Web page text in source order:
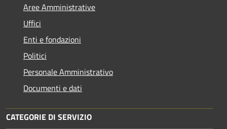
Aree Amministrative
Uffici
Enti e fondazioni
Politici
Personale Amministrativo
Documenti e dati
CATEGORIE DI SERVIZIO